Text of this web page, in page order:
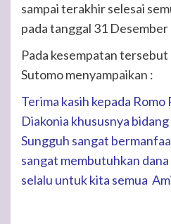
sampai terakhir selesai
pada tanggal 31 Desember
Pada kesempatan
Sutomo menyampaikan :
Terima kasih kepada
Diakonia khususnya
Sungguh sangat
sangat membutuhkan
selalu untuk kita semua